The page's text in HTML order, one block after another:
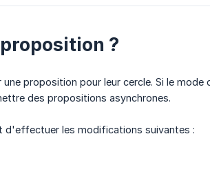
?
proposition pour leur cercle. Si le
des propositions asynchrones.
d'effectuer les modifications suivantes :